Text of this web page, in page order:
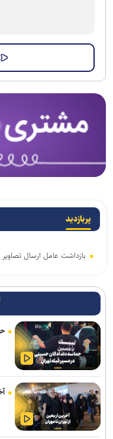
پربازدید
بازداشت عامل ارسال